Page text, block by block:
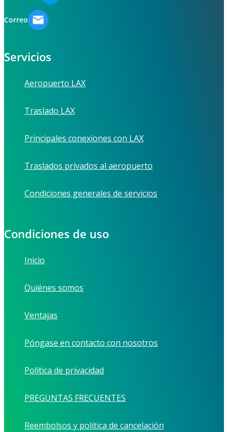
Correo
Servicios
Aeropuerto LAX
Traslado LAX
Principales conexiones con LAX
Traslados privados al aeropuerto
Condiciones generales de servicios
Condiciones de uso
Inicio
Quiénes somos
Ventajas
Póngase en contacto con nosotros
Política de privacidad
PREGUNTAS FRECUENTES
Reembolsos y política de cancelación